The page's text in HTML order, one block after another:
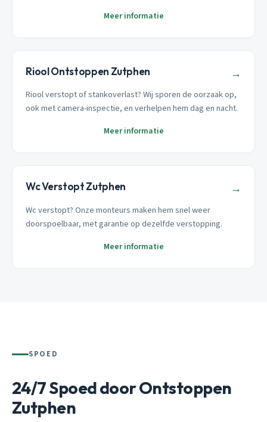
Meer informatie
Riool Ontstoppen Zutphen →
Riool verstopt of stankoverlast? Wij sporen de oorzaak op,
ook met camera-inspectie, en verhelpen hem dag en nacht.
Meer informatie
Wc Verstopt Zutphen →
Wc verstopt? Onze monteurs maken hem snel weer
doorspoelbaar, met garantie op dezelfde verstopping.
Meer informatie
SPOED
24/7 Spoed door Ontstoppen
Zutphen